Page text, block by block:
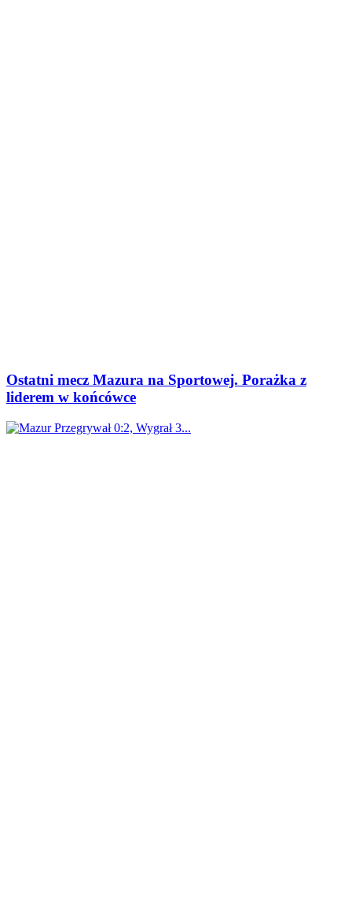
Ostatni mecz Mazura na Sportowej. Porażka z
liderem w końcówce